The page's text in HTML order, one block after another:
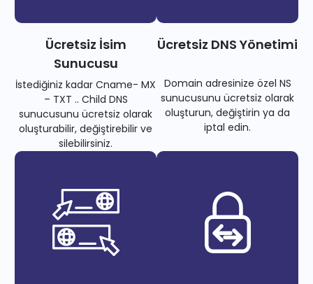
Ücretsiz İsim
Sunucusu
İstediğiniz kadar Cname- MX
– TXT .. Child DNS
sunucusunu ücretsiz olarak
oluşturabilir, değiştirebilir ve
silebilirsiniz.
Ücretsiz DNS Yönetimi
Domain adresinize özel NS
sunucusunu ücretsiz olarak
oluşturun, değiştirin ya da
iptal edin.